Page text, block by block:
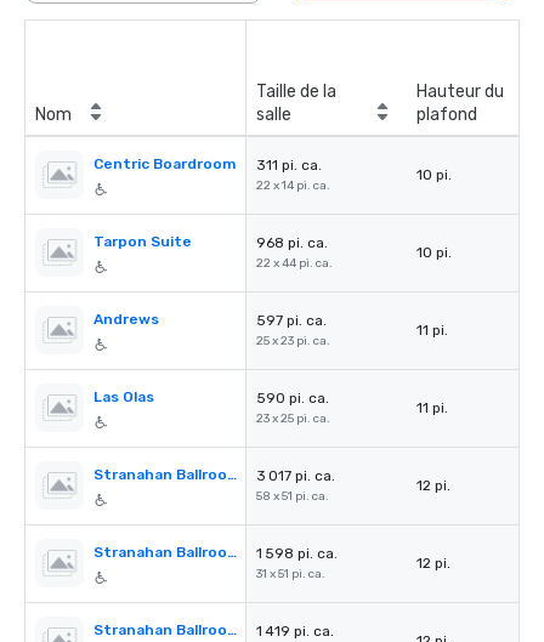
Nom
Taille de la
salle
Hauteur du
plafond
Centric Boardroom 311 pi. ca.
22 x 14 pi. ca.
10 pi.
Tarpon Suite 968 pi. ca.
22 x 44 pi. ca.
10 pi.
Andrews 597 pi. ca.
25 x 23 pi. ca.
11 pi.
Las Olas 590 pi. ca.
23 x 25 pi. ca.
11 pi.
Stranahan Ballroom 3 017 pi. ca.
58 x 51 pi. ca.
12 pi.
Stranahan Ballroom A 1 598 pi. ca.
31 x 51 pi. ca.
12 pi.
Stranahan Ballroom B 1 419 pi. ca.